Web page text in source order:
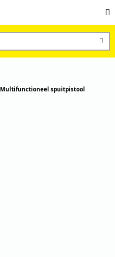
Multifunctioneel spuitpistool